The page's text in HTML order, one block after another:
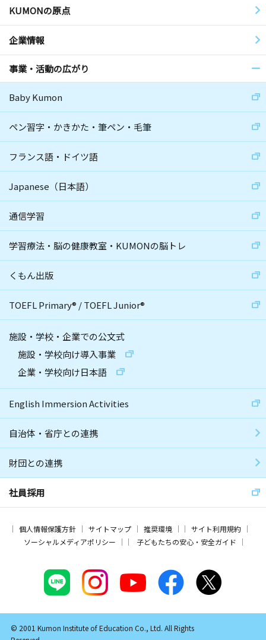
KUMONの原点
企業情報
事業・活動の広がり
Baby Kumon
ペン習字・かきかた・筆ペン・毛筆
フランス語・ドイツ語
Japanese（日本語）
通信学習
学習療法・脳の健康教室・KUMONの脳トレ
くもん出版
TOEFL Primary® /TOEFL Junior®
施設・学校・企業での公文式
施設・学校向け導入事業
企業・学校向け日本語
English Immersion Activities
自治体・省庁との連携
財団との連携
社員採用
個人情報保護方針 サイトマップ 推奨環境
サイト利用規約
ソーシャルメディアポリシー
子どもたちの安心・安全ガイド
© 2001 Kumon Institute of Education Co., Ltd. All Rights